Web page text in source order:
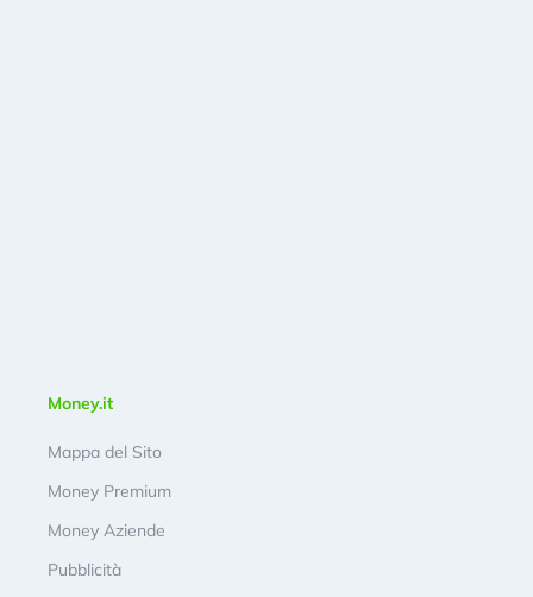
Money.it
Mappa del Sito
Money Premium
Money Aziende
Pubblicità